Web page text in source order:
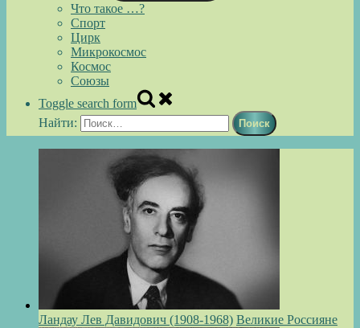
Что такое …?
Спорт
Цирк
Микрокосмос
Космос
Союзы
Toggle search form
Найти:
Ландау Лев Давидович (1908-1968) Великие Россияне